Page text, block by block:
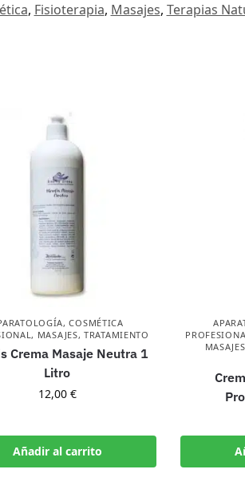
, Fisioterapia, Masajes, Terapias
,COSMÉTICA
, MASAJES,TRATAMIENTO
Crema Masaje Neutra 1
Litro
12,00 €
Añadir al carrito
MASAJES